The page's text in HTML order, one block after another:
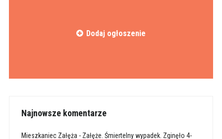
Dodaj ogłoszenie
Najnowsze komentarze
Mieszkaniec Załęża - Załęże. Śmiertelny wypadek. Zginęło 4-